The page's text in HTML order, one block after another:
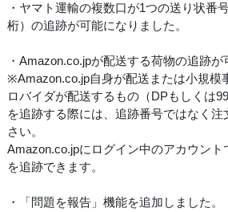
・ヤマト運輸の複数口が1つの送り状番
桁）の追跡が可能になりました。
・Amazon.co.jpが配送する荷物の追跡が
※Amazon.co.jp自身が配送または小規模
ロバイダが配送するもの（DPもしくは
を追跡する際には、追跡番号ではなく
さい。
Amazon.co.jpにログイン中のアカウント
を追跡できます。
・「問題を報告」機能を追加しました。